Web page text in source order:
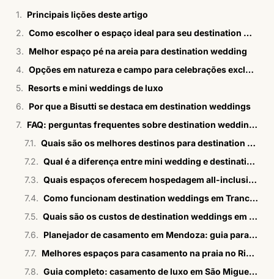
Principais lições deste artigo
Como escolher o espaço ideal para seu destination wedding
Melhor espaço pé na areia para destination wedding
Opções em natureza e campo para celebrações exclusivas
Resorts e mini weddings de luxo
Por que a Bisutti se destaca em destination weddings
FAQ: perguntas frequentes sobre destination weddings no Brasil
Quais são os melhores destinos para destination wedding no Brasil?
Qual é a diferença entre mini wedding e destination wedding?
Quais espaços oferecem hospedagem all-inclusive?
Como funcionam destination weddings em Trancoso e Alagoas?
Quais são os custos de destination weddings em 2026?
Planejador de casamento em Mendoza: guia para brasileiros
Melhores espaços para casamento na praia no Rio em 2026
Guia completo: casamento de luxo em São Miguel dos Milagres